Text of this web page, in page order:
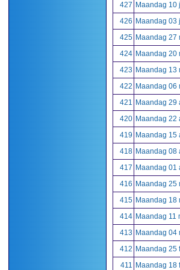
427 Maandag 10
426 Maandag 03
425 Maandag 27
424 Maandag 20
423 Maandag 13
422 Maandag 06
421 Maandag 29
420 Maandag 22
419 Maandag 15
418 Maandag 08
417 Maandag 01
416 Maandag 25
415 Maandag 18
414 Maandag 11
413 Maandag 04
412 Maandag 25
411 Maandag 18